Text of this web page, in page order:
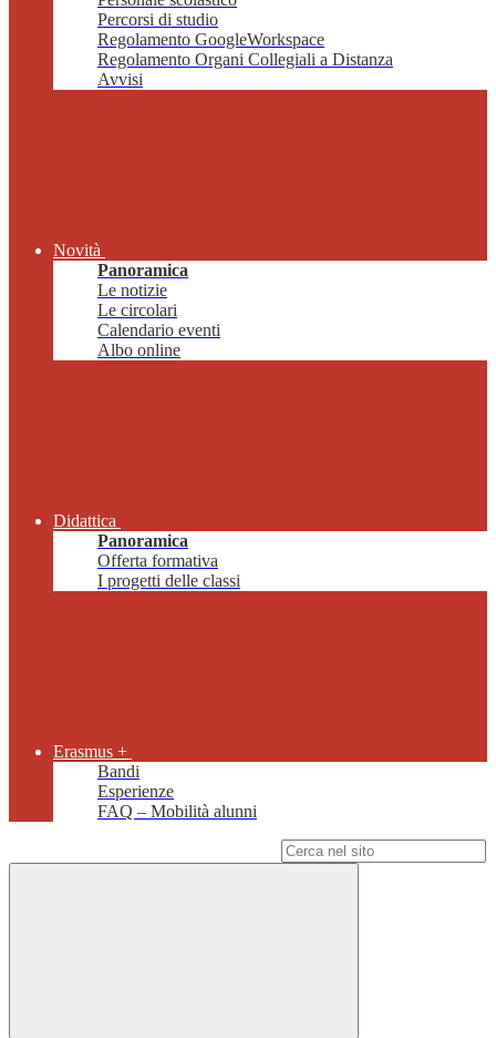
Percorsi di studio
Regolamento GoogleWorkspace
Regolamento Organi Collegiali a Distanza
Avvisi
Novità
Panoramica
Le notizie
Le circolari
Calendario eventi
Albo online
Didattica
Panoramica
Offerta formativa
I progetti delle classi
Erasmus +
Bandi
Esperienze
FAQ – Mobilità alunni